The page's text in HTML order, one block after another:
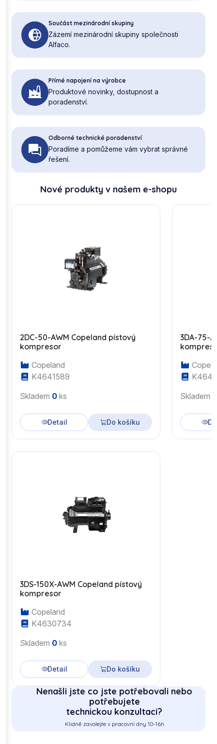
Součást mezinárodní skupiny
Zázemí mezinárodní skupiny společnosti
Alfaco.
Přímé napojení na výrobce
Produktové novinky, dostupnost a
poradenství.
Odborné technické poradenství
Poradíme a pomůžeme vám vybrat správné
řešení.
Nové produkty v našem e-shopu
2DC-50-AWM Copeland pístový
kompresor
Copeland
K4641589
Skladem 0 ks
Detail Do košíku
3DA-75-
Skladem
3DS-150X-AWM Copeland pístový
kompresor
Copeland
K4630734
Skladem 0 ks
Detail Do košíku
Nenašli jste co jste potřebovali nebo
potřebujete
technickou konzultaci?
Klidně zavolejte v pracovní dny 10-16h